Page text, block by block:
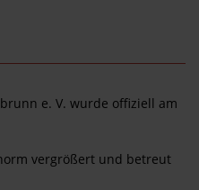
e. V. wurde offiziell am
vergrößert und betreut